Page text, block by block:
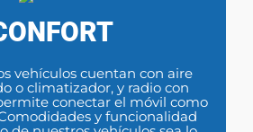
vehículos cuentan con aire
o climatizador, y radio con
conectar el móvil como
y funcionalidad